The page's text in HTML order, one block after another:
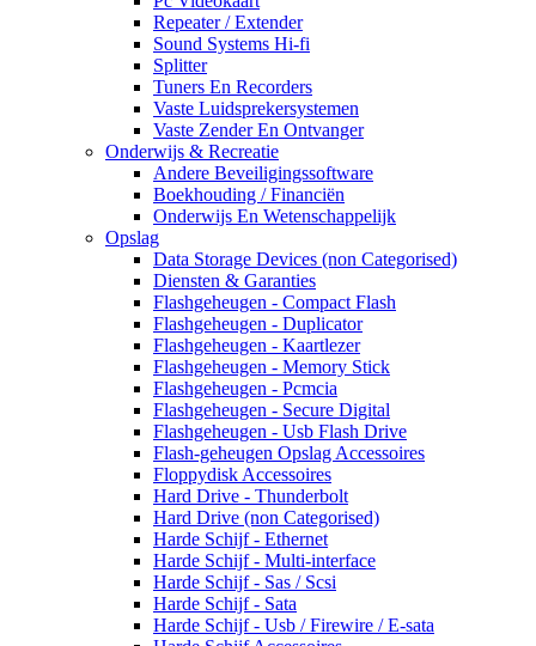
Repeater / Extender
Sound Systems Hi-fi
Splitter
Tuners En Recorders
Vaste Luidsprekersystemen
Vaste Zender En Ontvanger
Onderwijs & Recreatie
Andere Beveiligingssoftware
Boekhouding / Financiën
Onderwijs En Wetenschappelijk
Opslag
Data Storage Devices (non Categorised)
Diensten & Garanties
Flashgeheugen - Compact Flash
Flashgeheugen - Duplicator
Flashgeheugen - Kaartlezer
Flashgeheugen - Memory Stick
Flashgeheugen - Pcmcia
Flashgeheugen - Secure Digital
Flashgeheugen - Usb Flash Drive
Flash-geheugen Opslag Accessoires
Floppydisk Accessoires
Hard Drive - Thunderbolt
Hard Drive (non Categorised)
Harde Schijf - Ethernet
Harde Schijf - Multi-interface
Harde Schijf - Sas / Scsi
Harde Schijf - Sata
Harde Schijf - Usb / Firewire / E-sata